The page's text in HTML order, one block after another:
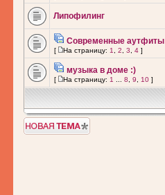
Липофилинг
Современные аутфиты
[ На страницу: 1 2 3 4 ]
музыка в доме :)
[ На страницу: 1 8 9 10 ]
Новая тема